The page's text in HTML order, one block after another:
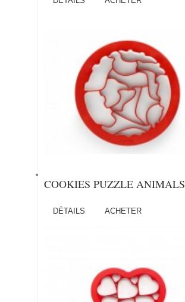
COOKIES PUZZLE ANIMALS
DÉTAILS ACHETER